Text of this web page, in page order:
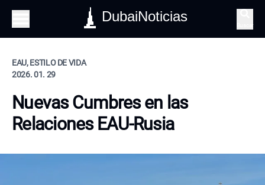
DubaiNoticias
EAU, ESTILO DE VIDA
2026. 01. 29
Nuevas Cumbres en las
Relaciones EAU-Rusia